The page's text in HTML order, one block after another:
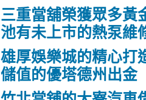
三重當舖榮獲眾多黃
池有未上市的熱泵維
雄厚娛樂城的精心打
儲值的優塔德州出金